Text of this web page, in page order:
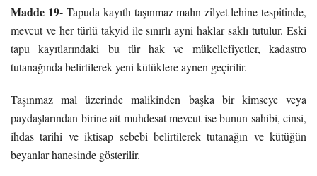
Madde 19-Tapuda kayıtlı taşınmaz malın zilyet lehine tespitinde,
mevcut ve her türlü takyid ile sınırlı ayni haklar saklı tutulur. Eski
tapu kayıtlarındaki bu tür hak ve mükellefiyetler, kadastro
tutanağında belirtilerek yeni kütüklere aynen geçirilir.
Taşınmaz mal üzerinde malikinden başka bir kimseye veya
paydaşlarından birine ait muhdesat mevcut ise bunun sahibi, cinsi,
ihdas tarihi ve iktisap sebebi belirtilerek tutanağın ve kütüğün
beyanlar hanesinde gösterilir.